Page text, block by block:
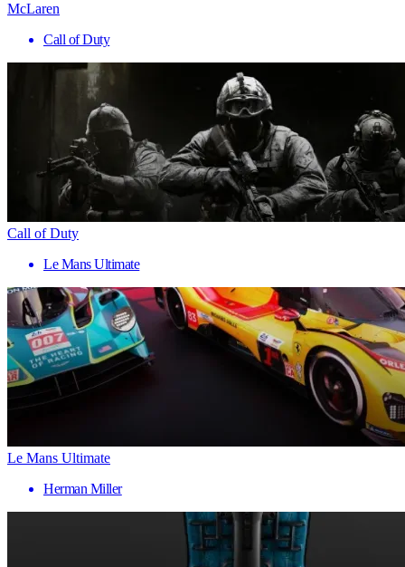
McLaren
Call of Duty
Call of Duty
Le Mans Ultimate
Le Mans Ultimate
Herman Miller